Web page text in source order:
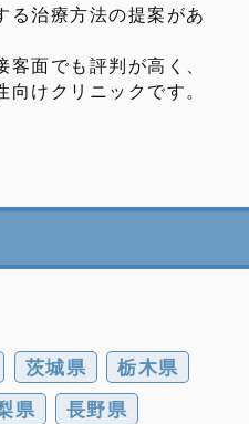
る治療方法の提案があ
面でも評判が高く、
けクリニックです。
茨城県
栃木県
県
長野県